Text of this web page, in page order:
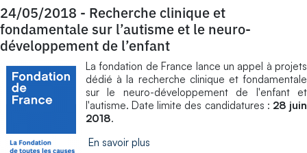
24/05/2018 - Recherche clinique et
fondamentale sur l’autisme et le neuro-
développement de l’enfant
La fondation de France lance un appel à projets
dédié à la recherche clinique et fondamentale
sur le neuro-développement de l'enfant et
l'autisme. Date limite des candidatures : 28 juin
2018.
En savoir plus